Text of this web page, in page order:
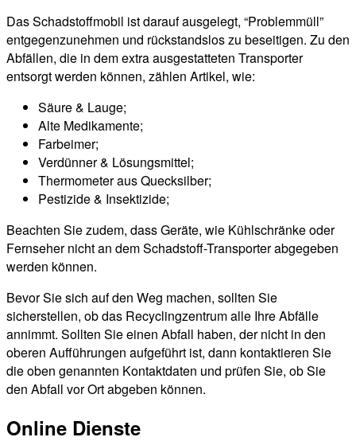
Das Schadstoffmobil ist darauf ausgelegt, “Problemmüll”
entgegenzunehmen und rückstandslos zu beseitigen. Zu den
Abfällen, die in dem extra ausgestatteten Transporter
entsorgt werden können, zählen Artikel, wie:
Säure & Lauge;
Alte Medikamente;
Farbeimer;
Verdünner & Lösungsmittel;
Thermometer aus Quecksilber;
Pestizide & Insektizide;
Beachten Sie zudem, dass Geräte, wie Kühlschränke oder
Fernseher nicht an dem Schadstoff-Transporter abgegeben
werden können.
Bevor Sie sich auf den Weg machen, sollten Sie
sicherstellen, ob das Recyclingzentrum alle Ihre Abfälle
annimmt. Sollten Sie einen Abfall haben, der nicht in den
oberen Aufführungen aufgeführt ist, dann kontaktieren Sie
die oben genannten Kontaktdaten und prüfen Sie, ob Sie
den Abfall vor Ort abgeben können.
Online Dienste